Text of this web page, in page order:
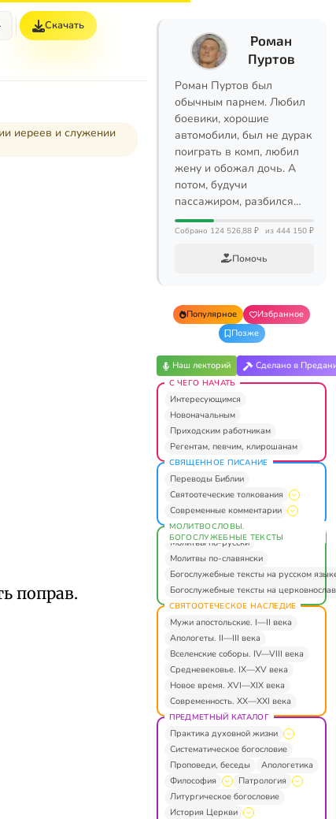
Скачать
иереев и служении
поправ.
Роман
Пуртов
Роман Пуртов был
обычным парнем. Любил
боевики, хорошие
автомобили, был не дурак
поиграть в комп, любил
жену и обожал дочь. А
потом, будучи
пассажиром, разбился…
Собрано 124 526,88 ₽ из 444 150 ₽
Помочь
Популярное
Избранное
Позже
Наш лекторий Сделано в
С ЧЕГО НАЧАТЬ
Интересующимся
Новоначальным
Приходским работникам
Регентам, певчим, клирошанам
СВЯЩЕННОЕ ПИСАНИЕ
Переводы Библии
Святоотеческие толкования
Современные комментарии
МОЛИТВОСЛОВЫ.
БОГОСЛУЖЕБНЫЕ ТЕКСТЫ
Молитвы по-русски
Молитвы по-славянски
Богослужебные тексты на русском
Богослужебные тексты на
СВЯТООТЕЧЕСКОЕ НАСЛЕДИЕ
Мужи апостольские. I—II века
Апологеты. II—III века
Вселенские соборы. IV—VIII века
Средневековье. IX—XV века
Новое время. XVI—XIX века
Современность. XX—XXI века
ПРЕДМЕТНЫЙ КАТАЛОГ
Практика духовной жизни
Систематическое богословие
Проповеди, беседы
Апологетика
Философия
Патрология
Литургическое богословие
История Церкви